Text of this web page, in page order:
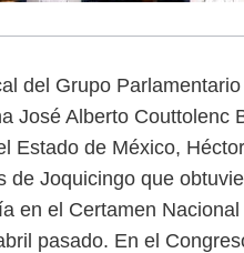
del Grupo
José Alberto Couttolenc
Estado de México,
de Joquicingo que
en el Certamen
pasado. En el